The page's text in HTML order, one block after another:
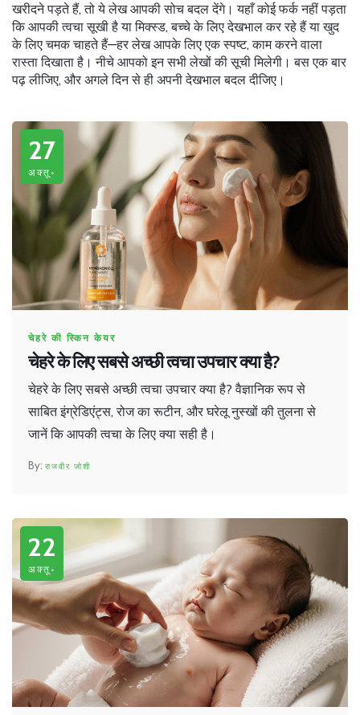
खरीदने पड़ते हैं, तो ये लेख आपकी सोच बदल देंगे। यहाँ कोई फर्क नहीं पड़ता
कि आपकी त्वचा सूखी है या मिक्स्ड, बच्चे के लिए देखभाल कर रहे हैं या खुद
के लिए चमक चाहते हैं—हर लेख आपके लिए एक स्पष्ट, काम करने वाला
रास्ता दिखाता है। नीचे आपको इन सभी लेखों की सूची मिलेगी। बस एक बार
पढ़ लीजिए, और अगले दिन से ही अपनी देखभाल बदल दीजिए।
27
अक्तू॰
चेहरे की स्किन केयर
चेहरे के लिए सबसे अच्छी त्वचा उपचार क्या है?
चेहरे के लिए सबसे अच्छी त्वचा उपचार क्या है? वैज्ञानिक रूप से
साबित इंग्रेडिएंट्स, रोज का रूटीन, और घरेलू नुस्खों की तुलना से
जानें कि आपकी त्वचा के लिए क्या सही है।
राजवीर जोशी
22
अक्तू॰